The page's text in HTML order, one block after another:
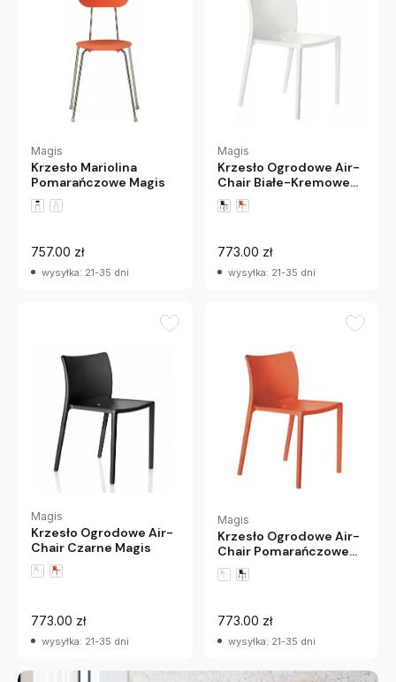
Magis
Krzesło Mariolina
Pomarańczowe Magis
757.00 zł
wysyłka: 21-35 dni
Magis
Krzesło Ogrodowe Air-
Chair Białe-Kremowe
Magis
773.00 zł
wysyłka: 21-35 dni
Magis
Krzesło Ogrodowe Air-
Chair Czarne Magis
773.00 zł
wysyłka: 21-35 dni
Magis
Krzesło Ogrodowe Air-
Chair Pomarańczowe
Magis
773.00 zł
wysyłka: 21-35 dni